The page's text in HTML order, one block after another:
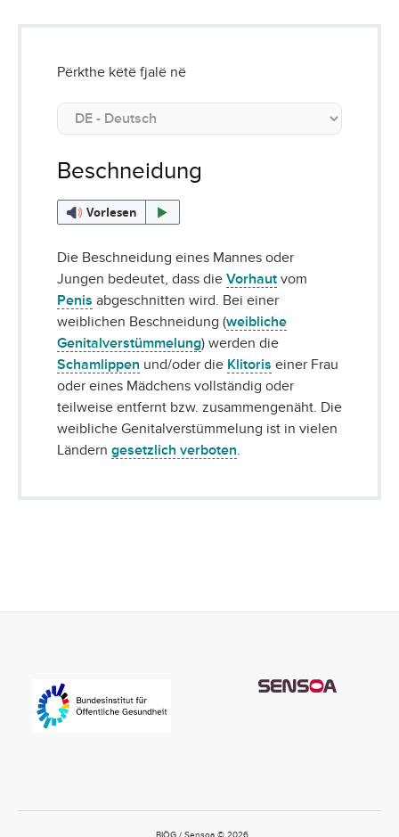
Përkthe këtë fjalë në
Beschneidung
Vorlesen
Die Beschneidung eines Mannes oder
Jungen bedeutet, dass die Vorhaut vom
Penis abgeschnitten wird. Bei einer
weiblichen Beschneidung (weibliche
Genitalverstümmelung) werden die
Schamlippen und/oder die Klitoris einer Frau
oder eines Mädchens vollständig oder
teilweise entfernt bzw. zusammengenäht. Die
weibliche Genitalverstümmelung ist in vielen
Ländern gesetzlich verboten
BIÖG / Sensoa © 2026